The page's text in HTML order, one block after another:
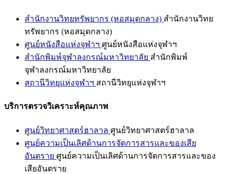
สำนักงานวิทยทรัพยากร (หอสมุดกลาง) สำนักงานวิทย
ทรัพยากร (หอสมุดกลาง)
ศูนย์หนังสือแห่งจุฬาฯ ศูนย์หนังสือแห่งจุฬาฯ
สำนักพิมพ์จุฬาลงกรณ์มหาวิทยาลัย สำนักพิมพ์
จุฬาลงกรณ์มหาวิทยาลัย
สถานีวิทยุแห่งจุฬาฯ สถานีวิทยุแห่งจุฬาฯ
บริการตรวจวิเคราะห์คุณภาพ
ศูนย์วิทยาศาสตร์ฮาลาล ศูนย์วิทยาศาสตร์ฮาลาล
ศูนย์ความเป็นเลิศด้านการจัดการสารและของเสีย
อันตราย ศูนย์ความเป็นเลิศด้านการจัดการสารและของ
เสียอันตราย